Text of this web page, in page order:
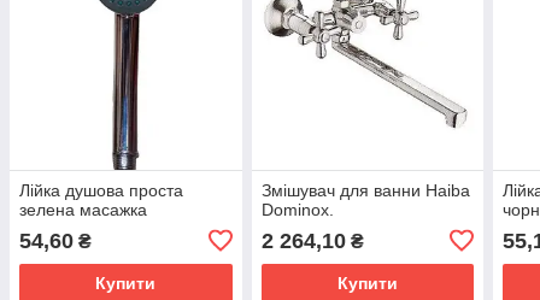
Лійка душова проста
зелена масажка
54,60 ₴
Купити
Змішувач для ванни Haiba
Dominox.
2 264,10₴
Купити